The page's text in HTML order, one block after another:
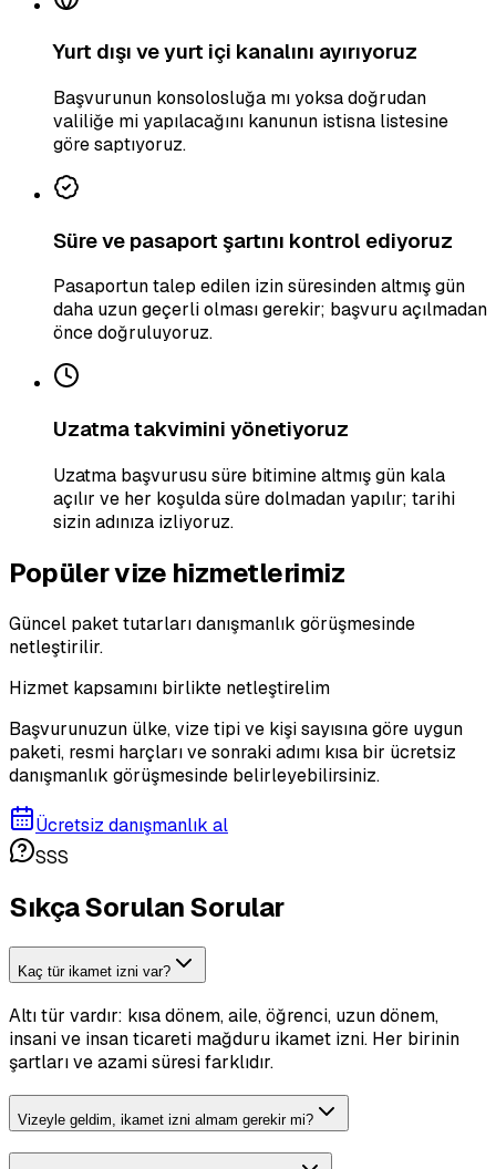
Yurt dışı ve yurt içi kanalını ayırıyoruz
Başvurunun konsolosluğa mı yoksa doğrudan
valiliğe mi yapılacağını kanunun istisna listesine
göre saptıyoruz.
Süre ve pasaport şartını kontrol ediyoruz
Pasaportun talep edilen izin süresinden altmış gün
daha uzun geçerli olması gerekir; başvuru açılmadan
önce doğruluyoruz.
Uzatma takvimini yönetiyoruz
Uzatma başvurusu süre bitimine altmış gün kala
açılır ve her koşulda süre dolmadan yapılır; tarihi
sizin adınıza izliyoruz.
Popüler vize hizmetlerimiz
Güncel paket tutarları danışmanlık görüşmesinde
netleştirilir.
Hizmet kapsamını birlikte netleştirelim
Başvurunuzun ülke, vize tipi ve kişi sayısına göre uygun
paketi, resmi harçları ve sonraki adımı kısa bir ücretsiz
danışmanlık görüşmesinde belirleyebilirsiniz.
Ücretsiz danışmanlık al
SSS
Sıkça Sorulan Sorular
Kaç tür ikamet izni var?
Altı tür vardır: kısa dönem, aile, öğrenci, uzun dönem,
insani ve insan ticareti mağduru ikamet izni. Her birinin
şartları ve azami süresi farklıdır.
Vizeyle geldim, ikamet izni almam gerekir mi?